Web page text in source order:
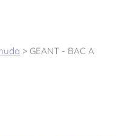
de jeux &
> GEANT - BAC A